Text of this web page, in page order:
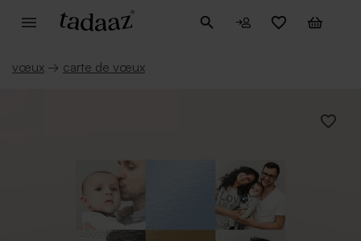
vœux → carte de vœux